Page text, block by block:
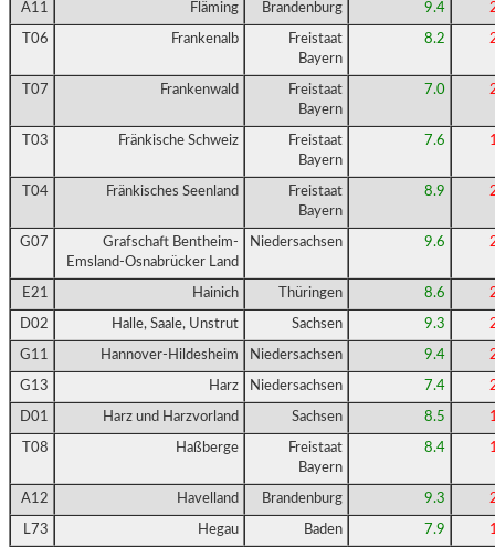
A11 Fläming Brandenburg 9.4
T06 Frankenalb
Freistaat
Bayern
8.2
T07 Frankenwald
Freistaat
Bayern
7.0
T03 Fränkische Schweiz
Freistaat
Bayern
7.6
T04 Fränkisches Seenland
Freistaat
Bayern
8.9
G07
Grafschaft Bentheim-
Emsland-Osnabrücker Land
Niedersachsen 9.6
E21 Hainich Thüringen 8.6
D02 Halle, Saale, Unstrut Sachsen 9.3
G11 Hannover-Hildesheim Niedersachsen 9.4
G13 Harz Niedersachsen 7.4
D01 Harz und Harzvorland Sachsen 8.5
T08 Haßberge
Freistaat
Bayern
8.4
A12 Havelland Brandenburg 9.3
L73 Hegau Baden 7.9